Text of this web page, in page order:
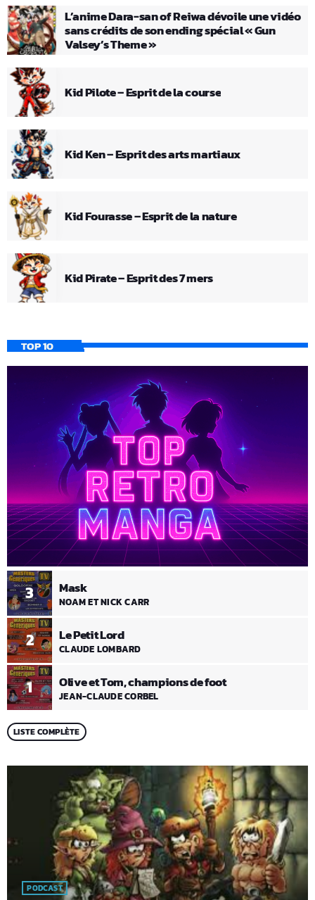
L’anime Dara-san of Reiwa dévoile une vidéo
sans crédits de son ending spécial « Gun
Valsey’s Theme »
Kid Pilote – Esprit de la course
Kid Ken – Esprit des arts martiaux
Kid Fourasse – Esprit de la nature
Kid Pirate – Esprit des 7 mers
TOP 10
1 Olive et Tom, champions de foot
JEAN-CLAUDE CORBEL
2 Le Petit Lord
CLAUDE LOMBARD
3 Mask
NOAM ET NICK CARR
LISTE COMPLÈTE
PODCAST